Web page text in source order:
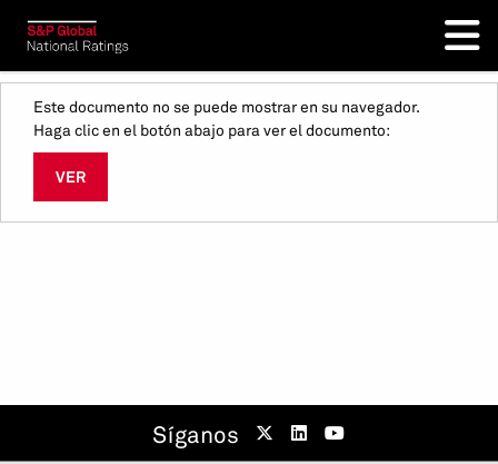
Este documento no se puede mostrar en su navegador.
Haga clic en el botón abajo para ver el documento:
VER
Síganos